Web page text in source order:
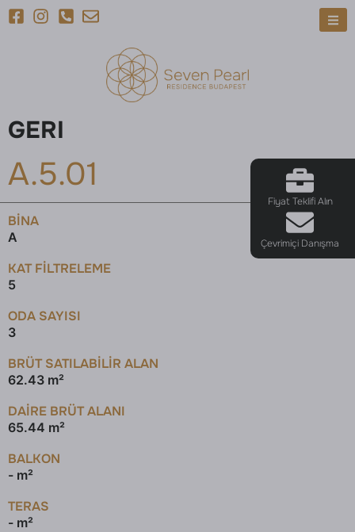
Fiyat Teklifi Alın
Çevrimiçi Danışma
GERI
A.5.01
BINA
A
KAT FILTRELEME
5
ODA SAYISI
3
BRÜT SATILABILIR ALAN
62.43 m²
DAİRE BRÜT ALANI
65.44 m²
BALKON
- m²
TERAS
- m²